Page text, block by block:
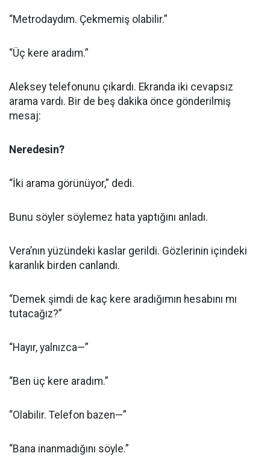
“Metrodaydım. Çekmemiş olabilir.”
“Üç kere aradım.”
Aleksey telefonunu çıkardı. Ekranda iki cevapsız
arama vardı. Bir de beş dakika önce gönderilmiş
mesaj:
Neredesin?
“İki arama görünüyor,” dedi.
Bunu söyler söylemez hata yaptığını anladı.
Vera’nın yüzündeki kaslar gerildi. Gözlerinin içindeki
karanlık birden canlandı.
“Demek şimdi de kaç kere aradığımın hesabını mı
tutacağız?”
“Hayır, yalnızca—”
“Ben üç kere aradım.”
“Olabilir. Telefon bazen—”
“Bana inanmadığını söyle.”